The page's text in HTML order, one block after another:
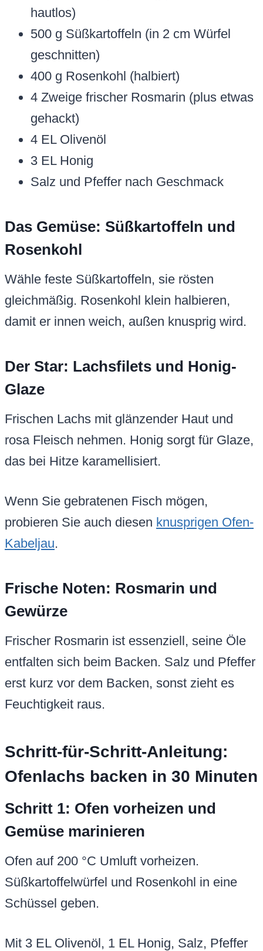
hautlos)
500 g Süßkartoffeln (in 2 cm Würfel
geschnitten)
400 g Rosenkohl (halbiert)
4 Zweige frischer Rosmarin (plus etwas
gehackt)
4 EL Olivenöl
3 EL Honig
Salz und Pfeffer nach Geschmack
Das Gemüse: Süßkartoffeln und
Rosenkohl
Wähle feste Süßkartoffeln, sie rösten
gleichmäßig. Rosenkohl klein halbieren,
damit er innen weich, außen knusprig wird.
Der Star: Lachsfilets und Honig-
Glaze
Frischen Lachs mit glänzender Haut und
rosa Fleisch nehmen. Honig sorgt für Glaze,
das bei Hitze karamellisiert.
Wenn Sie gebratenen Fisch mögen,
probieren Sie auch diesen knusprigen Ofen-
Kabeljau.
Frische Noten: Rosmarin und
Gewürze
Frischer Rosmarin ist essenziell, seine Öle
entfalten sich beim Backen. Salz und Pfeffer
erst kurz vor dem Backen, sonst zieht es
Feuchtigkeit raus.
Schritt-für-Schritt-Anleitung:
Ofenlachs backen in 30 Minuten
Schritt 1: Ofen vorheizen und
Gemüse marinieren
Ofen auf 200 °C Umluft vorheizen.
Süßkartoffelwürfel und Rosenkohl in eine
Schüssel geben.
Mit 3 EL Olivenöl, 1 EL Honig, Salz, Pfeffer